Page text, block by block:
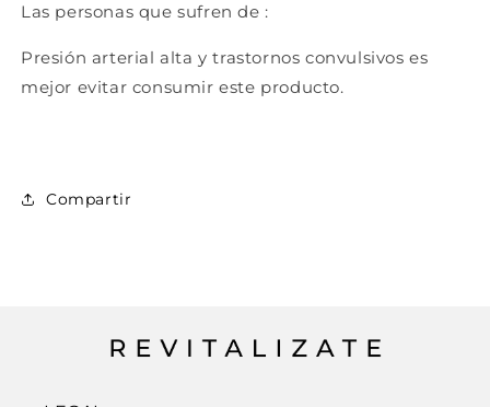
Las personas que sufren de :
Presión arterial alta y trastornos convulsivos es
mejor evitar consumir este producto.
Compartir